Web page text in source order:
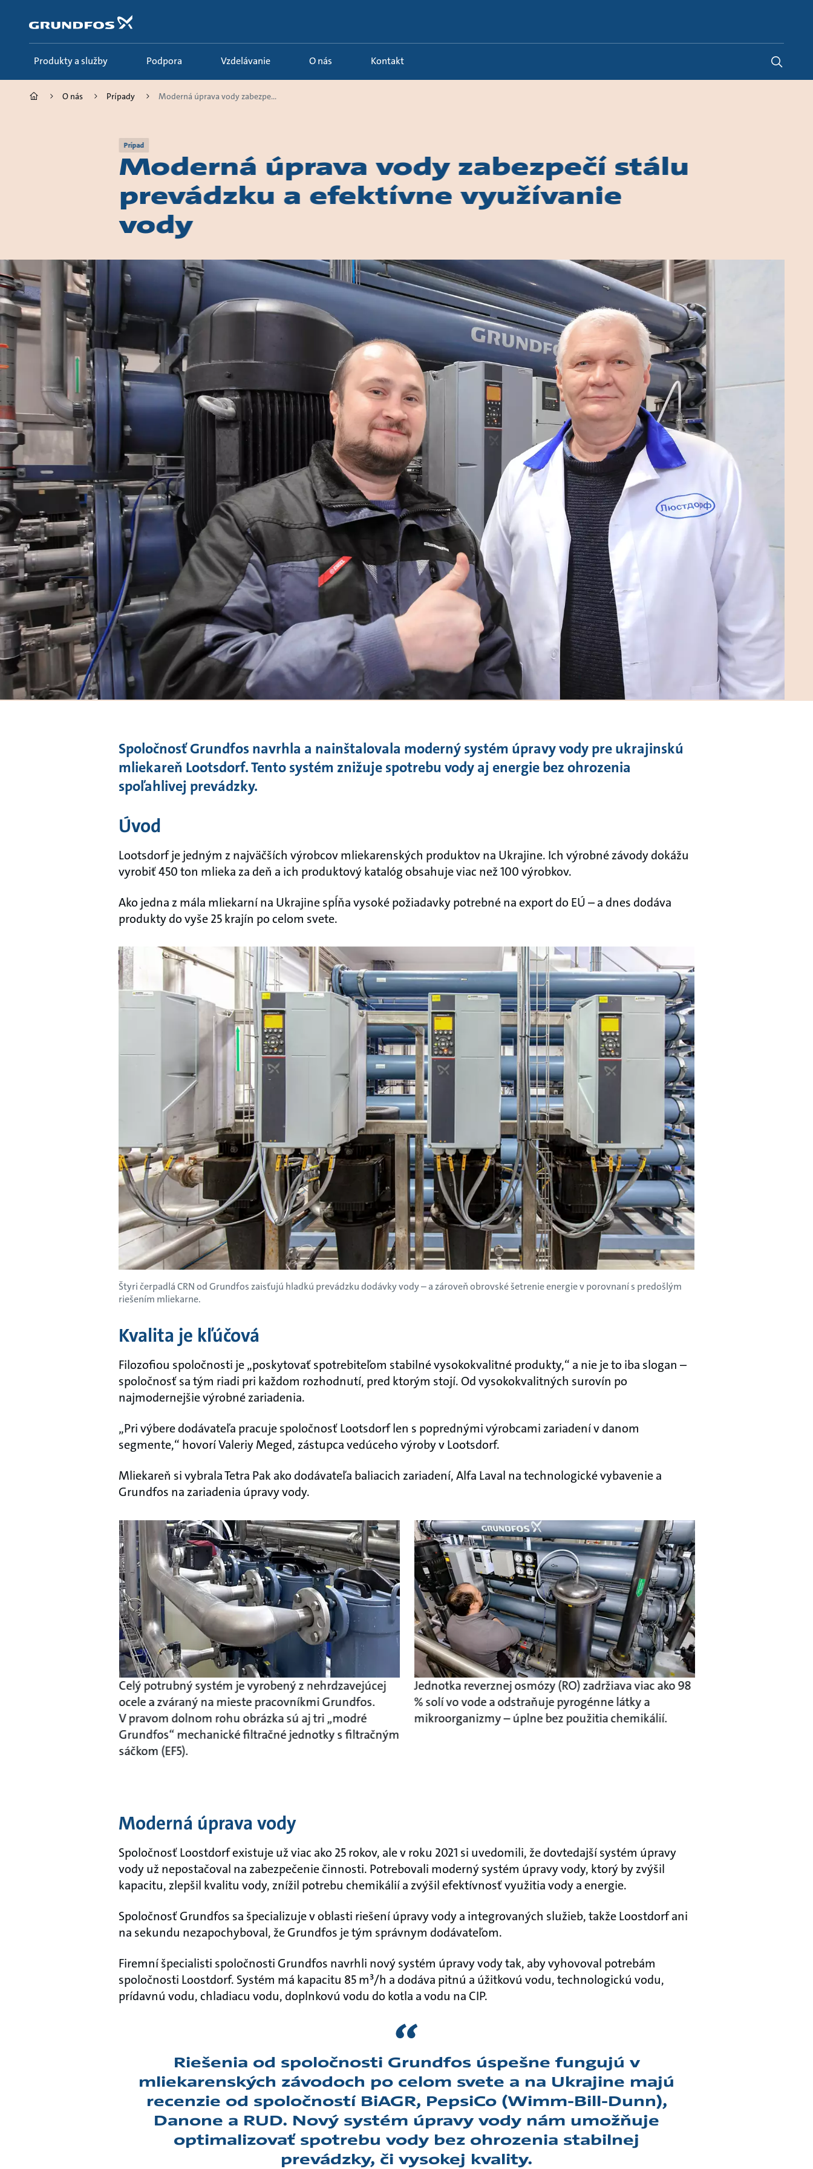
Produkty a služby Podpora Vzdelávanie O nás Kontakt
O nás Prípady Moderná úprava vody zabezpe...
Prípad
Moderná úprava vody zabezpečí stálu
prevádzku a efektívne využívanie
vody
Spoločnosť Grundfos navrhla a nainštalovala moderný systém úpravy vody pre ukrajinskú
mliekareň Lootsdorf. Tento systém znižuje spotrebu vody aj energie bez ohrozenia
spoľahlivej prevádzky.
Úvod
Lootsdorf je jedným z najväčších výrobcov mliekarenských produktov na Ukrajine. Ich výrobné závody dokážu
vyrobiť 450 ton mlieka za deň a ich produktový katalóg obsahuje viac než 100 výrobkov.
Ako jedna z mála mliekarní na Ukrajine spĺňa vysoké požiadavky potrebné na export do EÚ – a dnes dodáva
produkty do vyše 25 krajín po celom svete.
Štyri čerpadlá CRN od Grundfos zaisťujú hladkú prevádzku dodávky vody – a zároveň obrovské šetrenie energie v porovnaní s predošlým
riešením mliekarne.
Kvalita je kľúčová
Filozofiou spoločnosti je „poskytovať spotrebiteľom stabilné vysokokvalitné produkty,“ a nie je to iba slogan –
spoločnosť sa tým riadi pri každom rozhodnutí, pred ktorým stojí. Od vysokokvalitných surovín po
najmodernejšie výrobné zariadenia.
„Pri výbere dodávateľa pracuje spoločnosť Lootsdorf len s poprednými výrobcami zariadení v danom
segmente,“ hovorí Valeriy Meged, zástupca vedúceho výroby v Lootsdorf.
Mliekareň si vybrala Tetra Pak ako dodávateľa baliacich zariadení, Alfa Laval na technologické vybavenie a
Grundfos na zariadenia úpravy vody.
Celý potrubný systém je vyrobený z nehrdzavejúcej
ocele a zváraný na mieste pracovníkmi Grundfos.
V pravom dolnom rohu obrázka sú aj tri „modré
Grundfos“ mechanické filtračné jednotky s filtračným
sáčkom (EF5).
Jednotka reverznej osmózy (RO) zadržiava viac ako 98
% solí vo vode a odstraňuje pyrogénne látky a
mikroorganizmy – úplne bez použitia chemikálií.
Moderná úprava vody
Spoločnosť Loostdorf existuje už viac ako 25 rokov, ale v roku 2021 si uvedomili, že dovtedajší systém úpravy
vody už nepostačoval na zabezpečenie činnosti. Potrebovali moderný systém úpravy vody, ktorý by zvýšil
kapacitu, zlepšil kvalitu vody, znížil potrebu chemikálií a zvýšil efektívnosť využitia vody a energie.
Spoločnosť Grundfos sa špecializuje v oblasti riešení úpravy vody a integrovaných služieb, takže Loostdorf ani
na sekundu nezapochyboval, že Grundfos je tým správnym dodávateľom.
Firemní špecialisti spoločnosti Grundfos navrhli nový systém úpravy vody tak, aby vyhovoval potrebám
spoločnosti Loostdorf. Systém má kapacitu 85 m³/h a dodáva pitnú a úžitkovú vodu, technologickú vodu,
prídavnú vodu, chladiacu vodu, doplnkovú vodu do kotla a vodu na CIP.
Riešenia od spoločnosti Grundfos úspešne fungujú v
mliekarenských závodoch po celom svete a na Ukrajine majú
recenzie od spoločností BiAGR, PepsiCo (Wimm-Bill-Dunn),
Danone a RUD. Nový systém úpravy vody nám umožňuje
optimalizovať spotrebu vody bez ohrozenia stabilnej
prevádzky, či vysokej kvality.